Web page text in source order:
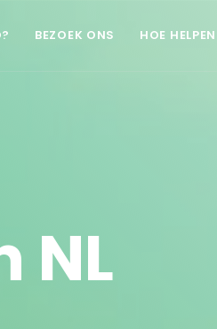
BEZOEK ONS HOE
NL